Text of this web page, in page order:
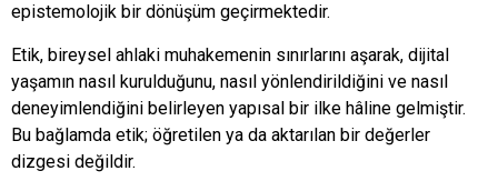
epistemolojik bir dönüşüm geçirmektedir.
Etik, bireysel ahlaki muhakemenin sınırlarını aşarak, dijital
yaşamın nasıl kurulduğunu, nasıl yönlendirildiğini ve nasıl
deneyimlendiğini belirleyen yapısal bir ilke hâline gelmiştir.
Bu bağlamda etik; öğretilen ya da aktarılan bir değerler
dizgesi değildir.